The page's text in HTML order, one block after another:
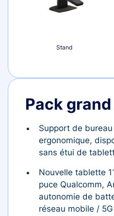
Stand
Pack
Support de
ergonomique,
sans étui de
Nouvelle tablette
puce Qualcomm,
autonomie de
réseau mobile / 5G